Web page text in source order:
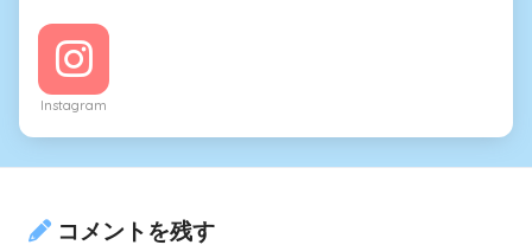
Instagram
コメントを残す